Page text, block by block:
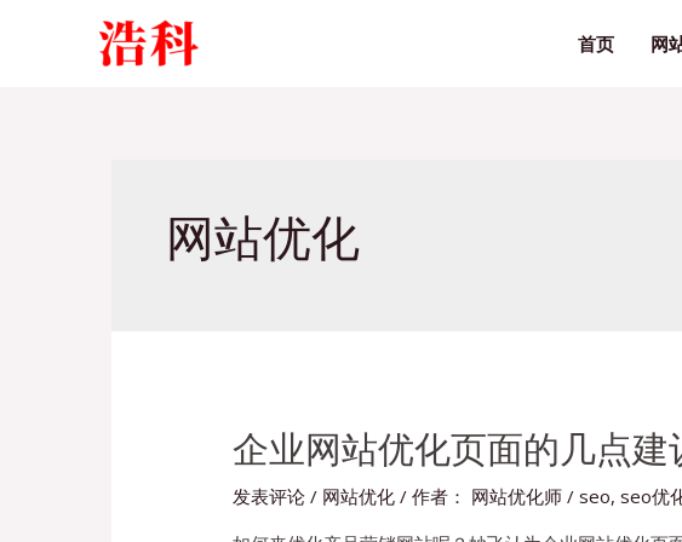
首页 网
网站优化
企业网站优化页面的几点建
发表评论 / 网站优化 / 作者： 网站优化师 /seo,seo优